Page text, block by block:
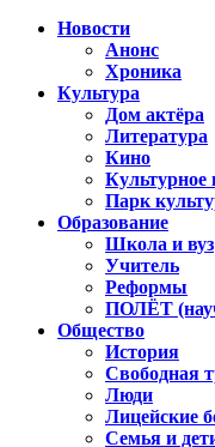
Новости
Анонс
Хроника
Культура
Дом актёра
Литература
Кино
Культурное
Парк
Образование
Школа и вуз
Учитель
Реформы
ПОЛЁТ
Общество
История
Свободная
Люди
Лицейские
Семья и